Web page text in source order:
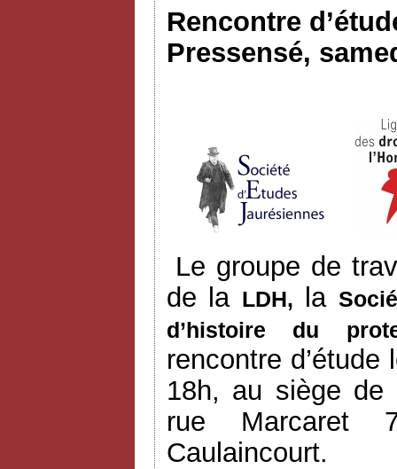
Rencontre
Pressensé,
Le groupe de
de la LDH, la
d’histoire du
rencontre
18h, au siège de
rue Marcaret
Caulaincourt.